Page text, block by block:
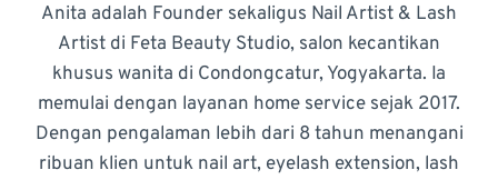
Anita adalah Founder sekaligus Nail Artist & Lash
Artist di Feta Beauty Studio, salon kecantikan
khusus wanita di Condongcatur, Yogyakarta. Ia
memulai dengan layanan home service sejak 2017.
Dengan pengalaman lebih dari 8 tahun menangani
ribuan klien untuk nail art, eyelash extension, lash